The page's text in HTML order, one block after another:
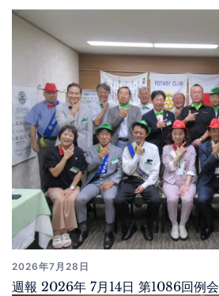
2026年7月28日
週報 2026年 7月14日 第1086回例会